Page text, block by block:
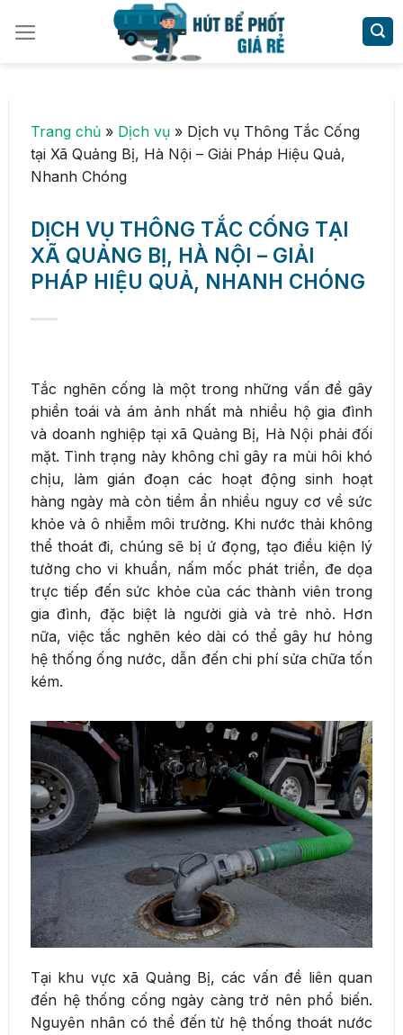
Trang chủ » Dịch vụ » Dịch vụ Thông Tắc Cống
tại Xã Quảng Bị, Hà Nội – Giải Pháp Hiệu Quả,
Nhanh Chóng
DỊCH VỤ THÔNG TẮC CỐNG TẠI
XÃ QUẢNG BỊ, HÀ NỘI – GIẢI
PHÁP HIỆU QUẢ, NHANH CHÓNG
Tắc nghẽn cống là một trong những vấn đề gây
phiền toái và ám ảnh nhất mà nhiều hộ gia đình
và doanh nghiệp tại xã Quảng Bị, Hà Nội phải đối
mặt. Tình trạng này không chỉ gây ra mùi hôi khó
chịu, làm gián đoạn các hoạt động sinh hoạt
hàng ngày mà còn tiềm ẩn nhiều nguy cơ về sức
khỏe và ô nhiễm môi trường. Khi nước thải không
thể thoát đi, chúng sẽ bị ứ đọng, tạo điều kiện lý
tưởng cho vi khuẩn, nấm mốc phát triển, đe dọa
trực tiếp đến sức khỏe của các thành viên trong
gia đình, đặc biệt là người già và trẻ nhỏ. Hơn
nữa, việc tắc nghẽn kéo dài có thể gây hư hỏng
hệ thống ống nước, dẫn đến chi phí sửa chữa tốn
kém.
Tại khu vực xã Quảng Bị, các vấn đề liên quan
đến hệ thống cống ngày càng trở nên phổ biến.
Nguyên nhân có thể đến từ hệ thống thoát nước